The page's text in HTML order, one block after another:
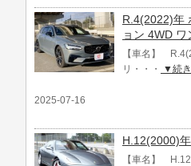
R.4(2022)年
ョン 4WD ワ
【車名】
リ・・・
▼続
2025-07-16
H.12(2000)
【車名】